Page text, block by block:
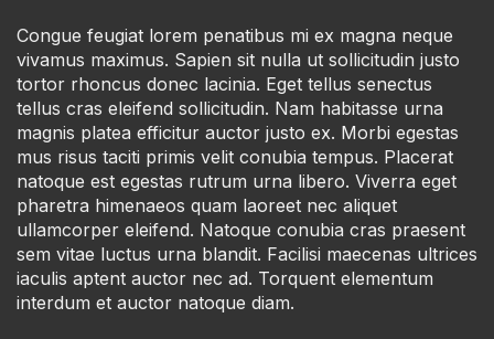
Congue feugiat lorem penatibus mi ex magna neque
vivamus maximus. Sapien sit nulla ut sollicitudin justo
tortor rhoncus donec lacinia. Eget tellus senectus
tellus cras eleifend sollicitudin. Nam habitasse urna
magnis platea efficitur auctor justo ex. Morbi egestas
mus risus taciti primis velit conubia tempus. Placerat
natoque est egestas rutrum urna libero. Viverra eget
pharetra himenaeos quam laoreet nec aliquet
ullamcorper eleifend. Natoque conubia cras praesent
sem vitae luctus urna blandit. Facilisi maecenas ultrices
iaculis aptent auctor nec ad. Torquent elementum
interdum et auctor natoque diam.